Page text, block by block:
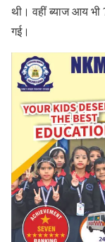
थी। वहीं ब्याज आय
गई।